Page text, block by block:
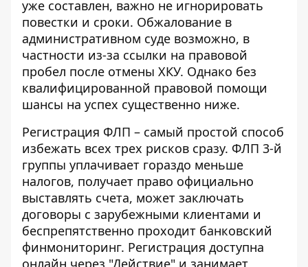
уже составлен, важно не игнорировать
повестки и сроки. Обжалование в
административном суде возможно, в
частности из-за ссылки на правовой
пробел после отмены ХКУ. Однако без
квалифицированной правовой помощи
шансы на успех существенно ниже.
Регистрация ФЛП – самый простой способ
избежать всех трех рисков сразу. ФЛП 3-й
группы уплачивает гораздо меньше
налогов, получает право официально
выставлять счета, может заключать
договоры с зарубежными клиентами и
беспрепятственно проходит банковский
финмониторинг. Регистрация доступна
онлайн через "Действие" и занимает